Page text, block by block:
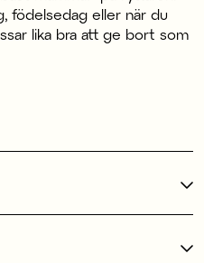
födelsedag eller när du
lika bra att ge bort som